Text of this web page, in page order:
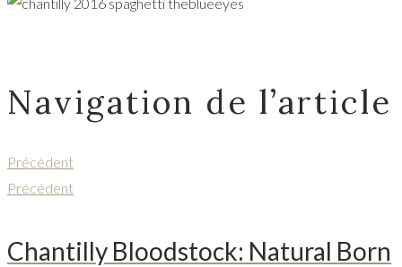
Navigation de l’article
Précédent
Précédent
Chantilly Bloodstock: Natural Born